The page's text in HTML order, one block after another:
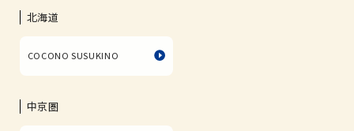
北海道
COCONO SUSUKINO
中京圏